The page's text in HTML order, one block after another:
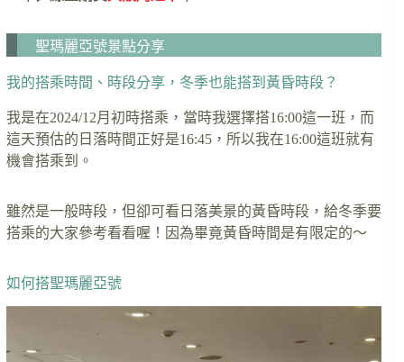
聖瑪麗亞號景點分享
我的搭乘時間、時段分享，冬季也能搭到黃昏時段？
我是在2024/12月初時搭乘，當時我選擇搭16:00這一班，而
這天預估的日落時間正好是16:45，所以我在16:00這班就有
機會搭乘到。
雖然是一般時段，但卻可看日落美景的黃昏時段，給冬季要
搭乘的大家參考看看喔！因為畢竟黃昏時間是有限定的～
如何搭聖瑪麗亞號